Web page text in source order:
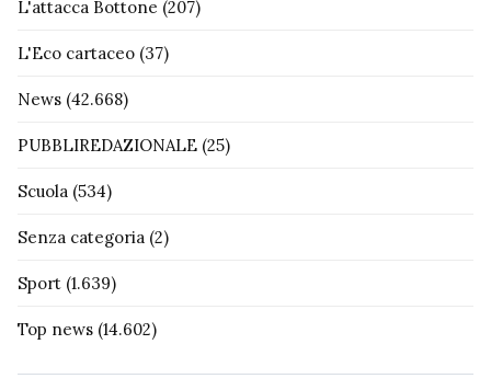
L'attacca Bottone (207)
L'Eco cartaceo (37)
News (42.668)
PUBBLIREDAZIONALE (25)
Scuola (534)
Senza categoria (2)
Sport (1.639)
Top news (14.602)